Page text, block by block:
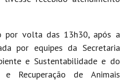
por volta das 13h30, após a
por equipes da Secretaria
e Sustentabilidade e do
Recuperação de Animais